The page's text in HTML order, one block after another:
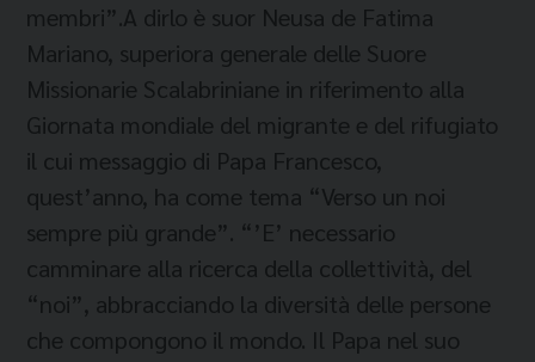
membri”.A dirlo è suor Neusa de Fatima
Mariano, superiora generale delle Suore
Missionarie Scalabriniane in riferimento alla
Giornata mondiale del migrante e del rifugiato
il cui messaggio di Papa Francesco,
quest’anno, ha come tema “Verso un noi
sempre più grande”. “’E’ necessario
camminare alla ricerca della collettività, del
“noi”, abbracciando la diversità delle persone
che compongono il mondo. Il Papa nel suo